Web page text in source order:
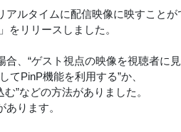
ルタイムに配信映像に映すことが
をリリースしました。
、“ゲスト視点の映像を視聴者に見
てPinP機能を利用する”か、
”などの方法がありました。
ります。